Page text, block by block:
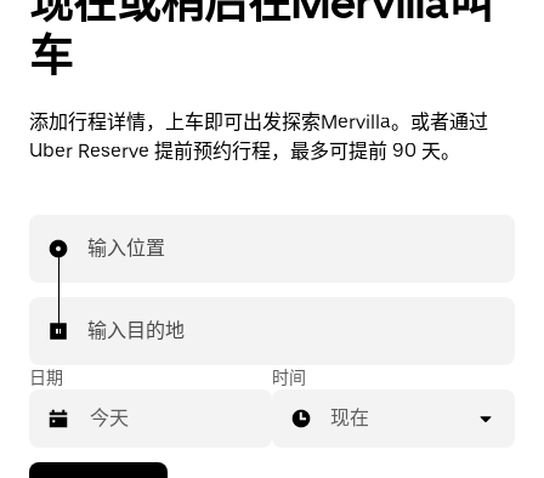
车
添加行程详情，上车即可出发探索Mervilla。或者通过
Uber Reserve 提前预约行程，最多可提前 90 天。
输入位置
输入目的地
日期 时间
现在